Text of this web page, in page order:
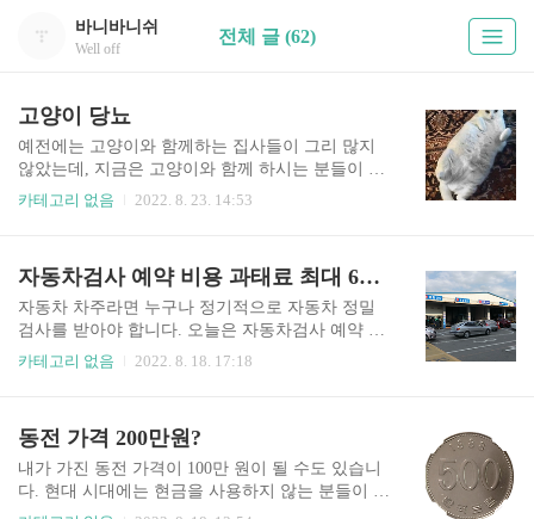
바니바니쉬
Well off
전체 글 (62)
고양이 당뇨
예전에는 고양이와 함께하는 집사들이 그리 많지
않았는데, 지금은 고양이와 함께 하시는 분들이 많
이 늘어났습니다. 오늘은 그중에 실내 생활하는 노
당뇨 혈당 관리 5. 고양이 당뇨 치료 고양이 당뇨란
당뇨란 말 그대로 혈액과 소변에서 당이 증가하는
질병입니다. 고양이 당뇨 역시 사람과 비슷합니다.
고양이의 정상 혈당 수치는 사람과 같은 80~120mg
사이 입니다. ​ 췌장에서는 인슐린이라는 호르몬을
병입니다. 인슐린은 혈액 속에서 당을 조절하는 역
할과 각..
카테고리 없음 2022. 8. 23. 14:53
자동차검사 예약 비용 과태료 최대 60만원
자동차 차주라면 누구나 정기적으로 자동차 정밀
검사를 받아야 합니다. 오늘은 자동차검사 예약 방
법에 대해 알아보겠습니다. 만약 검사 시기를 깜빡
카오톡으로 알림이 옵니다. 목차 1.​자동차 정기 검
사주기 2.만약 기간 내에 검사를 받지 않는다면? 3.
자동차 검사 예약 방법 4. 자동차 검사비용 5.자동
차 검사 방법, 소요시간 ​자동차 정기 검사주기 자동
카테고리 없음 2022. 8. 18. 17:18
동전 가격 200만원?
내가 가진 동전 가격이 100만 원이 될 수도 있습니
다. 현대 시대에는 현금을 사용하지 않는 분들이 많
습니다. 그렇다 보니 어느 집이나 보관해둔 동전들